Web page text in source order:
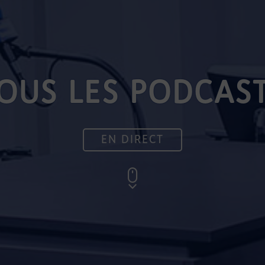
LES
EN DIRECT